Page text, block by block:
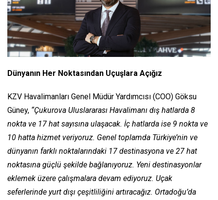
Dünyanın Her Noktasından Uçuşlara Açığız
KZV Havalimanları Genel Müdür Yardımcısı (COO) Göksu
Güney, “Çukurova Uluslararası Havalimanı dış hatlarda 8
nokta ve 17 hat sayısına ulaşacak. İç hatlarda ise 9 nokta ve
10 hatta hizmet veriyoruz. Genel toplamda Türkiye’nin ve
dünyanın farklı noktalarındaki 17 destinasyona ve 27 hat
noktasına güçlü şekilde bağlanıyoruz. Yeni destinasyonlar
eklemek üzere çalışmalara devam ediyoruz. Uçak
seferlerinde yurt dışı çeşitliliğini artıracağız. Ortadoğu’da